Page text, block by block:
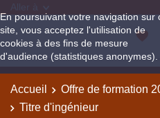
En poursuivant votre navigation sur
site, vous acceptez l'utilisation de
cookies à des fins de mesure
d'audience (statistiques anonymes).
Aller à
Accueil
Offre de formation
Titre d'ingénieur